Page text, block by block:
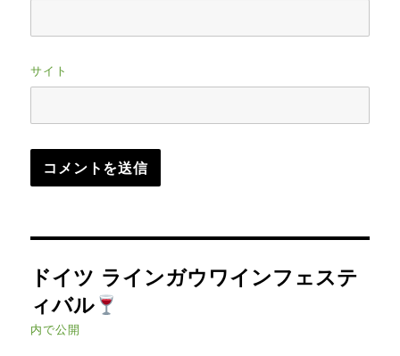
サイト
稿
ナ
ドイツ ラインガウワインフェステ
ィバル
内で公開